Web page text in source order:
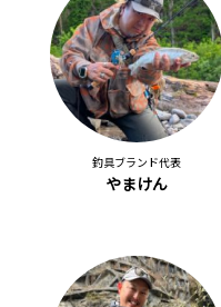
釣具ブランド代表
やまけん